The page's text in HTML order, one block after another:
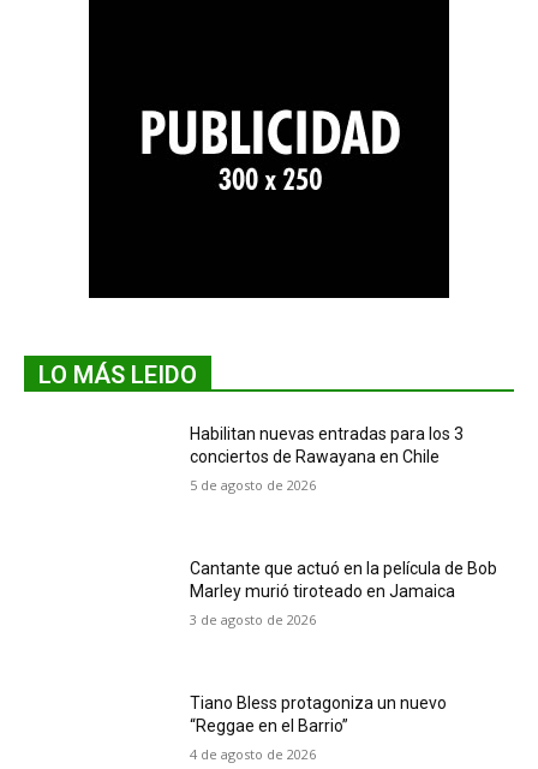
LO MÁS LEIDO
Habilitan nuevas entradas para los 3
conciertos de Rawayana en Chile
5 de agosto de 2026
Cantante que actuó en la película de Bob
Marley murió tiroteado en Jamaica
3 de agosto de 2026
Tiano Bless protagoniza un nuevo
“Reggae en el Barrio”
4 de agosto de 2026